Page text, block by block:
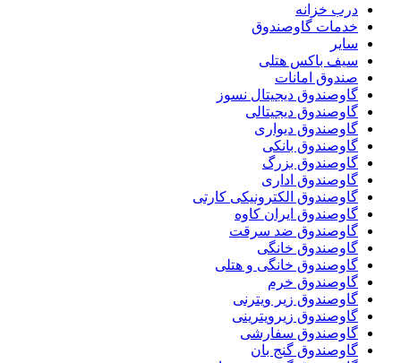
درب خزانه
خدمات گاوصندوق
سایر
سیف باکس هتلی
صندوق امانات
گاوصندوق دیجیتال نسوز
گاوصندوق دیجیتالی
گاوصندوق دیواری
گاوصندوق بانکی
گاوصندوق بزرگ
گاوصندوق اداری
گاوصندوق الکترونیکی کارتی
گاوصندوق ایران کاوه
گاوصندوق ضد سرقت
گاوصندوق خانگی
گاوصندوق خانگی و هتلی
گاوصندوق خرم
گاوصندوق زیر ویترنی
گاوصندوق زیرویترینی
گاوصندوق سفارشی
گاوصندوق گنج بان